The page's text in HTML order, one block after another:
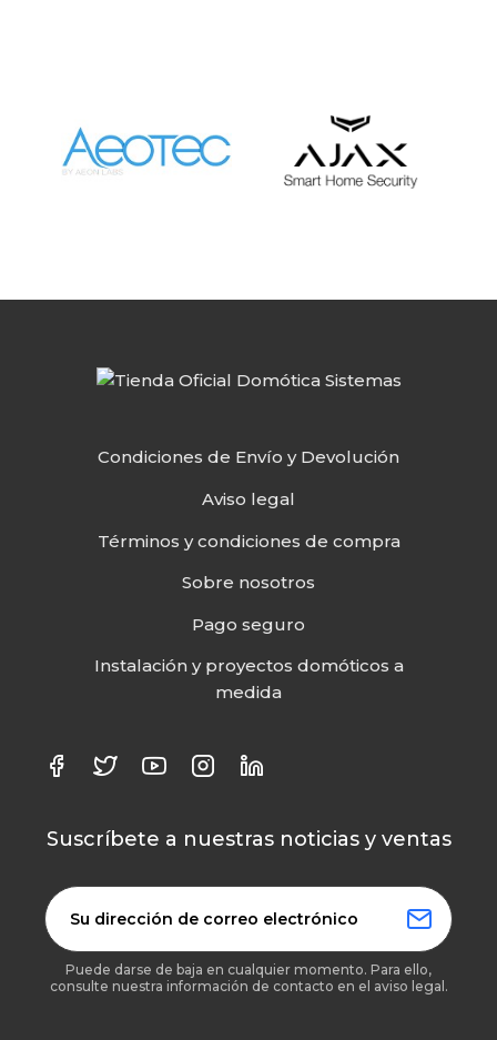
Condiciones de Envío y Devolución
Aviso legal
Términos y condiciones de compra
Sobre nosotros
Pago seguro
Instalación y proyectos domóticos a
medida
Suscríbete a nuestras noticias y ventas
Puede darse de baja en cualquier momento. Para ello,
consulte nuestra información de contacto en el aviso legal.